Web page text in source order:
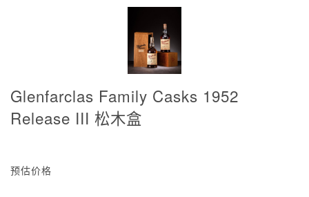
Glenfarclas Family Casks 1952
Release III 松木盒
预估价格